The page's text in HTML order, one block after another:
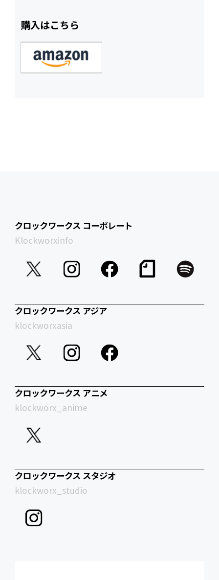
購入はこちら
クロックワークス コーポレート
Klockworxinfo
クロックワークス アジア
klockworxasia
クロックワークス アニメ
klockworx_anime
クロックワークス スタジオ
klockworx_studio